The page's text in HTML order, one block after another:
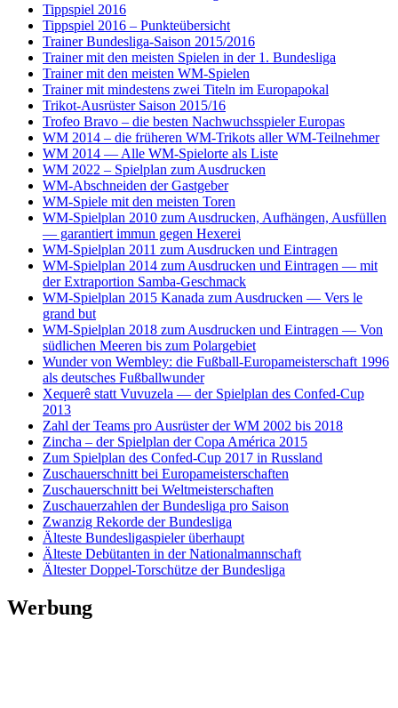
Tippspiel 2016
Tippspiel 2016 – Punkteübersicht
Trainer Bundesliga-Saison 2015/2016
Trainer mit den meisten Spielen in der 1. Bundesliga
Trainer mit den meisten WM-Spielen
Trainer mit mindestens zwei Titeln im Europapokal
Trikot-Ausrüster Saison 2015/16
Trofeo Bravo – die besten Nachwuchsspieler Europas
WM 2014 – die früheren WM-Trikots aller WM-Teilnehmer
WM 2014 — Alle WM-Spielorte als Liste
WM 2022 – Spielplan zum Ausdrucken
WM-Abschneiden der Gastgeber
WM-Spiele mit den meisten Toren
WM-Spielplan 2010 zum Ausdrucken, Aufhängen, Ausfüllen
— garantiert immun gegen Hexerei
WM-Spielplan 2011 zum Ausdrucken und Eintragen
WM-Spielplan 2014 zum Ausdrucken und Eintragen — mit
der Extraportion Samba-Geschmack
WM-Spielplan 2015 Kanada zum Ausdrucken — Vers le
grand but
WM-Spielplan 2018 zum Ausdrucken und Eintragen — Von
südlichen Meeren bis zum Polargebiet
Wunder von Wembley: die Fußball-Europameisterschaft 1996
als deutsches Fußballwunder
Xequerê statt Vuvuzela — der Spielplan des Confed-Cup
2013
Zahl der Teams pro Ausrüster der WM 2002 bis 2018
Zincha – der Spielplan der Copa América 2015
Zum Spielplan des Confed-Cup 2017 in Russland
Zuschauerschnitt bei Europameisterschaften
Zuschauerschnitt bei Weltmeisterschaften
Zuschauerzahlen der Bundesliga pro Saison
Zwanzig Rekorde der Bundesliga
Älteste Bundesligaspieler überhaupt
Älteste Debütanten in der Nationalmannschaft
Ältester Doppel-Torschütze der Bundesliga
Werbung